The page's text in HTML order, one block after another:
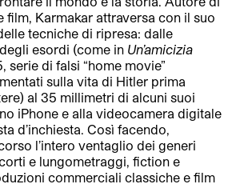
film, Karmakar attraversa con il suo
tecniche di ripresa: dalle
esordi (come in Un’amicizia
serie di falsi “home movie”
sulla vita di Hitler prima
al 35 millimetri di alcuni suoi
iPhone e alla videocamera digitale
d’inchiesta. Così facendo,
l’intero ventaglio dei generi
e lungometraggi, fiction e
commerciali classiche e film